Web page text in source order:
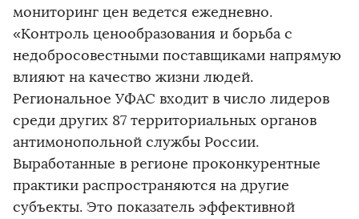
мониторинг цен ведется ежедневно.
«Контроль ценообразования и борьба с
недобросовестными поставщиками напрямую
влияют на качество жизни людей.
Региональное УФАС входит в число лидеров
среди других 87 территориальных органов
антимонопольной службы России.
Выработанные в регионе проконкурентные
практики распространяются на другие
субъекты. Это показатель эффективной